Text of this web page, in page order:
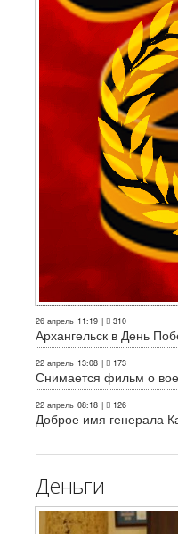
26 апрель 11:19 | 310
Архангельск в День
22 апрель 13:08 | 173
Снимается фильм о
22 апрель 08:18 | 126
Доброе имя генерала
Деньги